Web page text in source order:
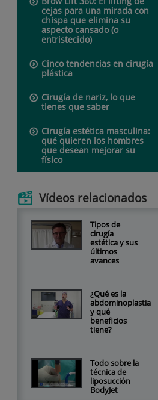
cejas para una mirada con
chispa que elimina su
aspecto cansado (o
entristecido)
Cinco tendencias en cirugía
plástica
Cirugía de nariz, lo que
tienes que saber
Cirugía estética masculina:
qué quieren los hombres
que desean mejorar su
físico
Vídeos relacionados
Tipos de
cirugía
estética y sus
últimos
avances
¿Qué es la
abdominoplastia
y qué
beneficios
tiene?
Todo sobre la
técnica de
liposucción
BodyJet